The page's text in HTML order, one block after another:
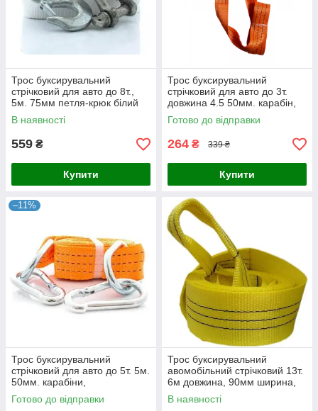
Трос буксирувальний
стрічковий для авто до 8т.,
5м. 75мм петля-крюк білий
Дорожня карта
В наявності
559 ₴
Купити
Трос буксирувальний
стрічковий для авто до 3т.
довжина 4.5 50мм. карабін,
оранжевий Дорожня карта
Готово до відправки
264 ₴ 339 ₴
Купити
–11%
Трос буксирувальний
стрічковий для авто до 5т. 5м.
50мм. карабіни,
помаранчевий Дорожня
карта
Готово до відправки
Трос буксирувальний
авомобільний стрічковий 13т.
6м довжина, 90мм ширина,
жовтий Дорожня карта
В наявності